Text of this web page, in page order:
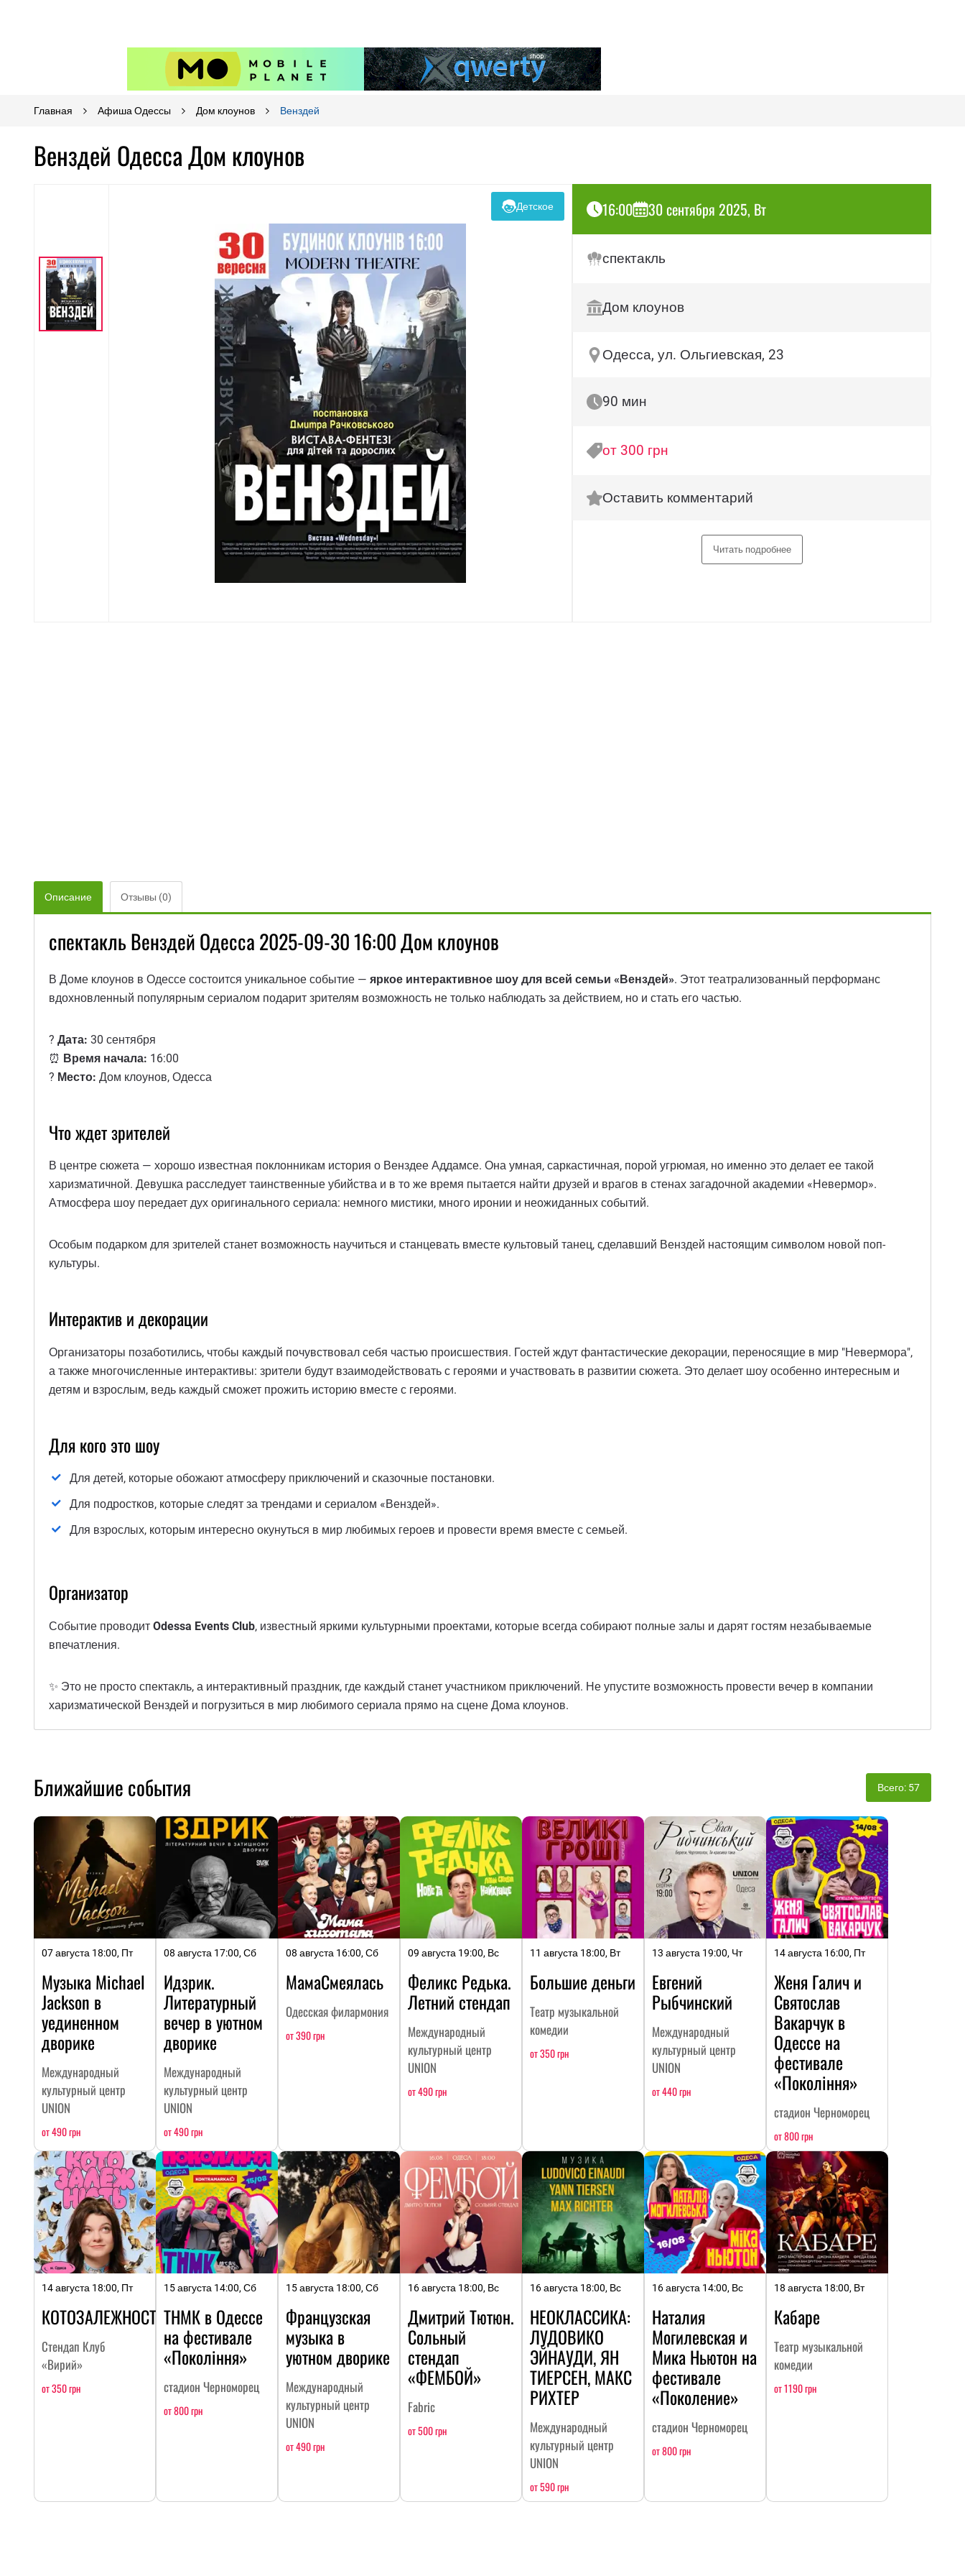
Главная Афиша Одессы Дом клоунов Венздей
Венздей Одесса Дом клоунов
Детское 16:00 30 сентября 2025, Вт
спектакль
Дом клоунов
Одесса, ул. Ольгиевская, 23
90 мин
от 300 грн
Оставить комментарий
Читать подробнее
Описание Отзывы (0)
спектакль Венздей Одесса 2025-09-30 16:00 Дом клоунов
В Доме клоунов в Одессе состоится уникальное событие — яркое интерактивное шоу для всей семьи «Венздей». Этот театрализованный перформанс
вдохновленный популярным сериалом подарит зрителям возможность не только наблюдать за действием, но и стать его частью.
? Дата: 30 сентября
⏰ Время начала: 16:00
? Место: Дом клоунов, Одесса
Что ждет зрителей
В центре сюжета — хорошо известная поклонникам история о Венздее Аддамсе. Она умная, саркастичная, порой угрюмая, но именно это делает ее такой
харизматичной. Девушка расследует таинственные убийства и в то же время пытается найти друзей и врагов в стенах загадочной академии «Невермор».
Атмосфера шоу передает дух оригинального сериала: немного мистики, много иронии и неожиданных событий.
Особым подарком для зрителей станет возможность научиться и станцевать вместе культовый танец, сделавший Венздей настоящим символом новой поп-
культуры.
Интерактив и декорации
Организаторы позаботились, чтобы каждый почувствовал себя частью происшествия. Гостей ждут фантастические декорации, переносящие в мир "Невермора",
а также многочисленные интерактивы: зрители будут взаимодействовать с героями и участвовать в развитии сюжета. Это делает шоу особенно интересным и
детям и взрослым, ведь каждый сможет прожить историю вместе с героями.
Для кого это шоу
Для детей, которые обожают атмосферу приключений и сказочные постановки.
Для подростков, которые следят за трендами и сериалом «Венздей».
Для взрослых, которым интересно окунуться в мир любимых героев и провести время вместе с семьей.
Организатор
Событие проводит Odessa Events Club, известный яркими культурными проектами, которые всегда собирают полные залы и дарят гостям незабываемые
впечатления.
✨ Это не просто спектакль, а интерактивный праздник, где каждый станет участником приключений. Не упустите возможность провести вечер в компании
харизматической Венздей и погрузиться в мир любимого сериала прямо на сцене Дома клоунов.
Ближайшие события Всего: 57
07 августа 18:00, Пт
Музыка Michael
Jackson в
уединенном
дворике
Международный
культурный центр
UNION
от 490 грн
08 августа 17:00, Сб
Идзрик.
Литературный
вечер в уютном
дворике
Международный
культурный центр
UNION
от 490 грн
08 августа 16:00, Сб
МамаСмеялась
Одесская филармония
от 390 грн
09 августа 19:00, Вс
Феликс Редька.
Летний стендап
Международный
культурный центр
UNION
от 490 грн
11 августа 18:00, Вт
Большие деньги
Театр музыкальной
комедии
от 350 грн
13 августа 19:00, Чт
Евгений
Рыбчинский
Международный
культурный центр
UNION
от 440 грн
14 августа 16:00, Пт
Женя Галич и
Святослав
Вакарчук в
Одессе на
фестивале
«Покоління»
стадион Черноморец
от 800 грн
14 августа 18:00, Пт
КОТОЗАЛЕЖНОСТЬ
Стендап Клуб
«Вирий»
от 350 грн
15 августа 14:00, Сб
ТНМК в Одессе
на фестивале
«Покоління»
стадион Черноморец
от 800 грн
15 августа 18:00, Сб
Французская
музыка в
уютном дворике
Международный
культурный центр
UNION
от 490 грн
16 августа 18:00, Вс
Дмитрий Тютюн.
Сольный
стендап
«ФЕМБОЙ»
Fabric
от 500 грн
16 августа 18:00, Вс
НЕОКЛАССИКА:
ЛУДОВИКО
ЭЙНАУДИ, ЯН
ТИЕРСЕН, МАКС
РИХТЕР
Международный
культурный центр
UNION
от 590 грн
16 августа 14:00, Вс
Наталия
Могилевская и
Мика Ньютон на
фестивале
«Поколение»
стадион Черноморец
от 800 грн
18 августа 18:00, Вт
Кабаре
Театр музыкальной
комедии
от 1190 грн